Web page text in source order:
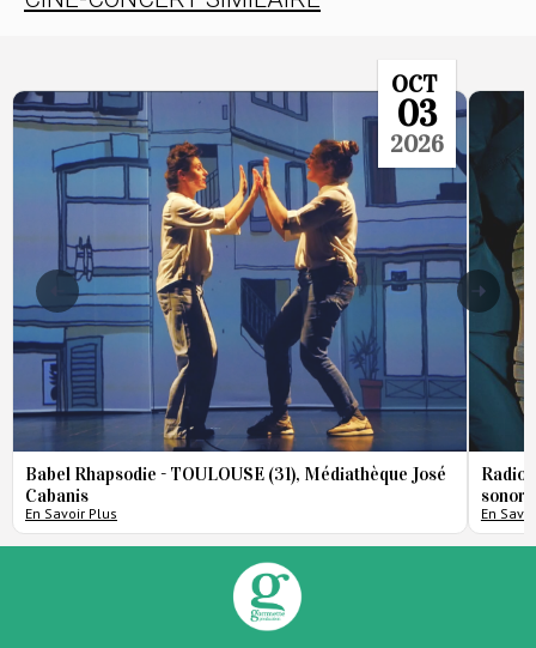
OCT
03
2026
Babel Rhapsodie - TOULOUSE (31), Médiathèque José
Cabanis
En Savoir Plus
Radio
En